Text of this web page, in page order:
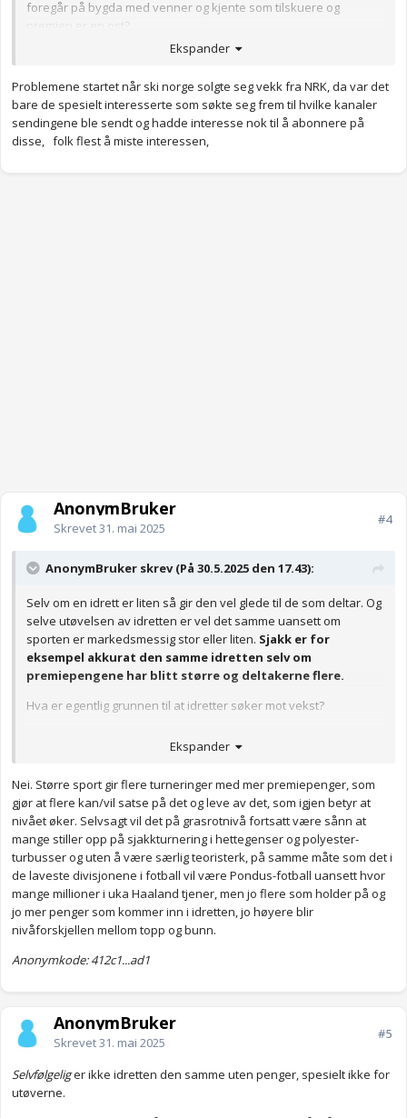
foregår på bygda med venner og kjente som tilskuere og
Selv om en idrett er liten så gir den vel glede til de som deltar. Og
sporten er markedsmessig stor eller liten. Sjakk er for eksempel
akkurat den samme idretten selv om premiepengene har blitt
større og deltakerne flere.
Ekspander
Problemene startet når ski norge solgte seg vekk fra NRK, da var det
bare de spesielt interesserte som søkte seg frem til hvilke kanaler
sendingene ble sendt og hadde interesse nok til å abonnere på
disse, folk flest å miste interessen,
AnonymBruker
Skrevet31. mai 2025
#4
AnonymBruker skrev (På 30.5.2025 den 17.43):
Selv om en idrett er liten så gir den vel glede til de som deltar. Og
selve utøvelsen av idretten er vel det samme uansett om
sporten er markedsmessig stor eller liten. Sjakk er for
eksempel akkurat den samme idretten selv om
premiepengene har blitt større og deltakerne flere.
Hva er egentlig grunnen til at idretter søker mot vekst?
Ekspander
Nei. Større sport gir flere turneringer med mer premiepenger, som
gjør at flere kan/vil satse på det og leve av det, som igjen betyr at
nivået øker. Selvsagt vil det på grasrotnivå fortsatt være sånn at
mange stiller opp på sjakkturnering i hettegenser og polyester-
turbusser og uten å være særlig teoristerk, på samme måte som det i
de laveste divisjonene i fotball vil være Pondus-fotball uansett hvor
mange millioner i uka Haaland tjener, men jo flere som holder på og
jo mer penger som kommer inn i idretten, jo høyere blir
nivåforskjellen mellom topp og bunn.
Anonymkode: 412c1...ad1
AnonymBruker
Skrevet31. mai 2025
#5
Selvfølgeliger ikke idretten den samme uten penger, spesielt ikke for
utøverne.